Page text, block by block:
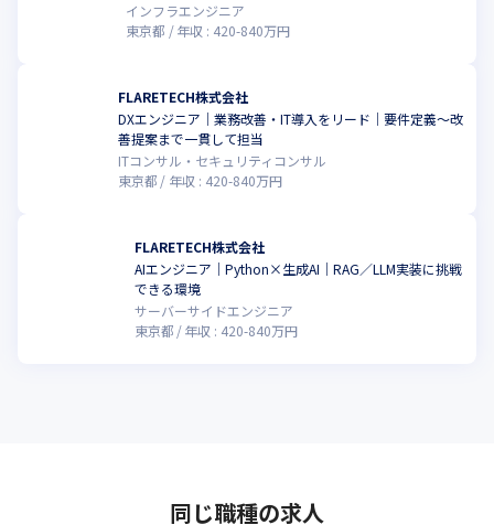
インフラエンジニア
東京都
年収 : 420-840万円
FLARETECH株式会社
DXエンジニア｜業務改善・IT導入をリード｜要件定義〜改
善提案まで一貫して担当
ITコンサル・セキュリティコンサル
東京都
年収 : 420-840万円
FLARETECH株式会社
AIエンジニア｜Python×生成AI｜RAG／LLM実装に挑戦
できる環境
サーバーサイドエンジニア
東京都
年収 : 420-840万円
同じ職種の求人